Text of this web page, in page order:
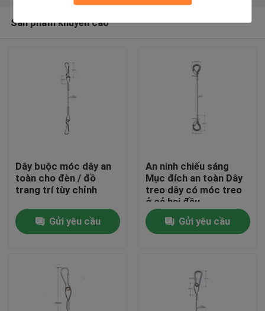
Nhà
Các sản phẩm
Sản phẩm khuyến cáo
Dây buộc móc dây an
toàn cho đèn / đồ
trang trí tùy chỉnh
Gửi yêu cầu
An ninh chiếu sáng
Mục đích an toàn Dây
treo dây có móc treo
ở cả hai đầu
Gửi yêu cầu